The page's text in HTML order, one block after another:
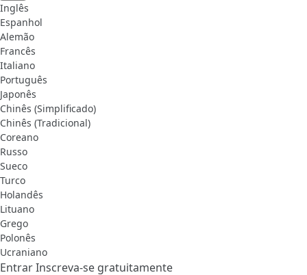
Inglês
Espanhol
Alemão
Francês
Italiano
Português
Japonês
Chinês (Simplificado)
Chinês (Tradicional)
Coreano
Russo
Sueco
Turco
Holandês
Lituano
Grego
Polonês
Ucraniano
EntrarInscreva-se gratuitamente